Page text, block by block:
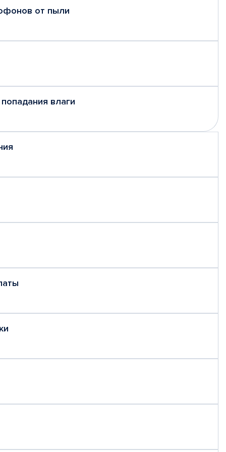
от пыли
влаги